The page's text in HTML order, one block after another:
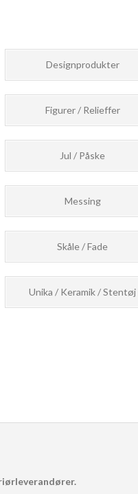
Designprodukter
Figurer / Relieffer
Jul / Påske
Messing
Skåle / Fade
Unika / Keramik / Stentøj